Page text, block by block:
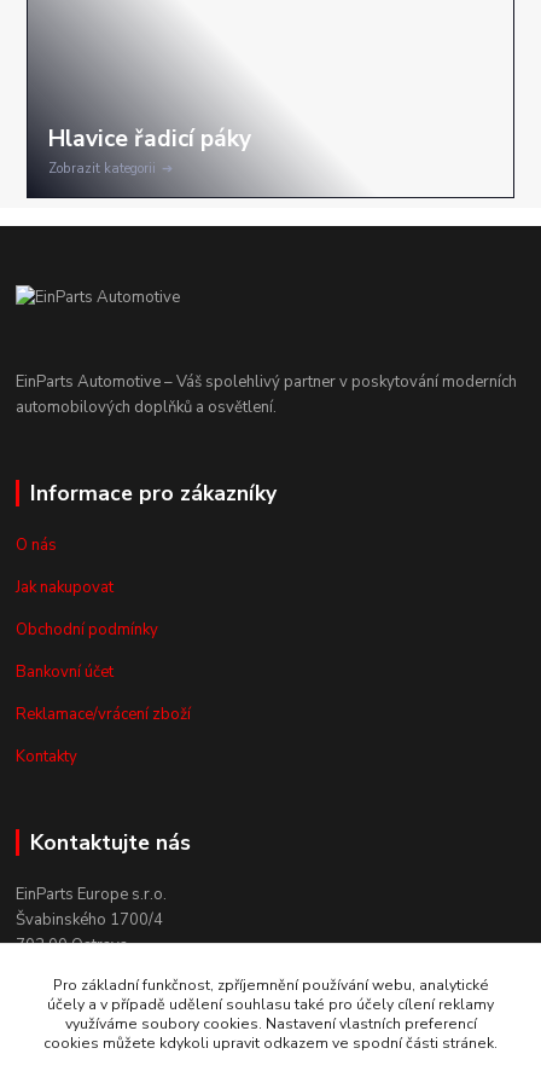
Zobrazit kategorii
EinParts Automotive – Váš spolehlivý partner v poskytování moderních
automobilových doplňků a osvětlení.
Informace pro zákazníky
O nás
Jak nakupovat
Obchodní podmínky
Bankovní účet
Reklamace/vrácení zboží
Kontakty
Kontaktujte nás
EinParts Europe s.r.o.
Švabinského 1700/4
702 00 Ostrava
+420 558 080 004
(po. - pá. 9:00-13:00)
obchod@einparts.cz
Pro základní funkčnost, zpříjemnění používání webu, analytické
účely a v případě udělení souhlasu také pro účely cílení reklamy
využíváme soubory cookies. Nastavení vlastních preferencí
cookies můžete kdykoli upravit odkazem ve spodní části stránek.